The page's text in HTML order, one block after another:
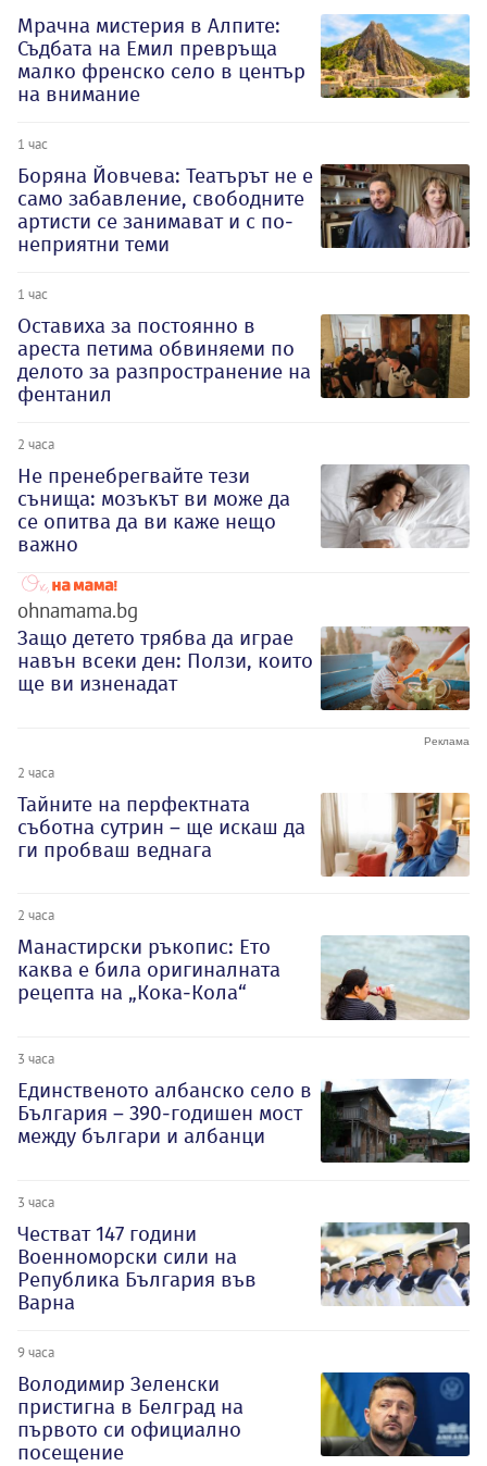
Мрачна мистерия в Алпите:
Съдбата на Емил превръща
малко френско село в център
на внимание
1 час
Боряна Йовчева: Театърът не е
само забавление, свободните
артисти се занимават и с по-
неприятни теми
1 час
Оставиха за постоянно в
ареста петима обвиняеми по
делото за разпространение на
фентанил
2 часа
Не пренебрегвайте тези
сънища: мозъкът ви може да
се опитва да ви каже нещо
важно
ohnamama.bg
Защо детето трябва да играе
навън всеки ден: Ползи, които
ще ви изненадат
2 часа
Тайните на перфектната
съботна сутрин – ще искаш да
ги пробваш веднага
2 часа
Манастирски ръкопис: Ето
каква е била оригиналната
рецепта на „Кока-Кола“
3 часа
Единственото албанско село в
България – 390-годишен мост
между българи и албанци
3 часа
Честват 147 години
Военноморски сили на
Република България във
Варна
9 часа
Володимир Зеленски
пристигна в Белград на
първото си официално
посещение